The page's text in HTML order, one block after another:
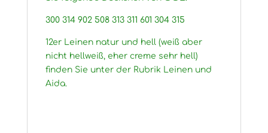
300 314 902 508 313 311 601 304 315
12er Leinen natur und hell (weiß aber
nicht hellweiß, eher creme sehr hell)
finden Sie unter der Rubrik Leinen und
Aida.